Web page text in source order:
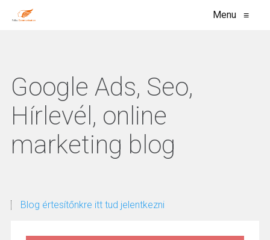
Menu ≡
Google Ads, Seo,
Hírlevél, online
marketing blog
Blog értesítőnkre itt tud jelentkezni